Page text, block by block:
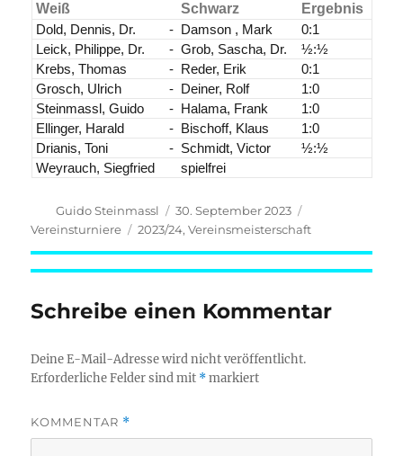
Weiß Schwarz
Ergebnis
Dold, Dennis, Dr.
- Damson , Mark
0:1
Leick, Philippe, Dr.
- Grob, Sascha, Dr.
½:½
Krebs, Thomas
- Reder, Erik
0:1
Grosch, Ulrich
- Deiner, Rolf
1:0
Steinmassl, Guido
- Halama, Frank
1:0
Ellinger, Harald
- Bischoff, Klaus
1:0
Drianis, Toni
- Schmidt, Victor
½:½
Weyrauch, Siegfried
spielfrei
Autor
Guido Steinmassl
Veröffentlicht
am
30. September 2023
Vereinsturniere
Schlagwörter
2023/24,Vereinsmeisterschaft
Schreibe einen Kommentar
Deine E-Mail-Adresse wird nicht veröffentlicht.
Erforderliche Felder sind mit *markiert
KOMMENTAR *